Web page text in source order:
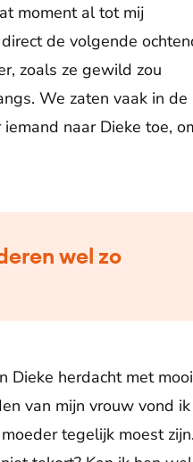
moment al tot mij
de volgende
zoals ze gewild zou
We zaten vaak in de
naar Dieke toe,
wel zo
Dieke herdacht met
van mijn vrouw vond ik
tegelijk moest zijn.